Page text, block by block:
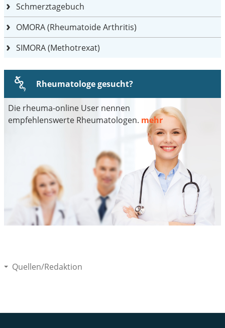
Schmerztagebuch
OMORA (Rheumatoide Arthritis)
SIMORA (Methotrexat)
Rheumatologe gesucht?
Die rheuma-online User nennen
empfehlenswerte Rheumatologen. mehr
Quellen/Redaktion